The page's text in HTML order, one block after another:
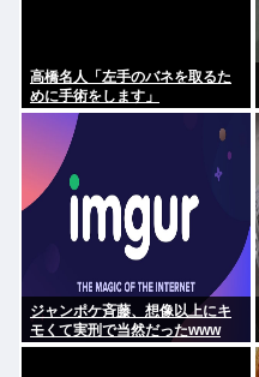
高橋名人「左手のバネを取るた
めに手術をします」
ジャンポケ斉藤、想像以上にキ
モくて実刑で当然だったwww